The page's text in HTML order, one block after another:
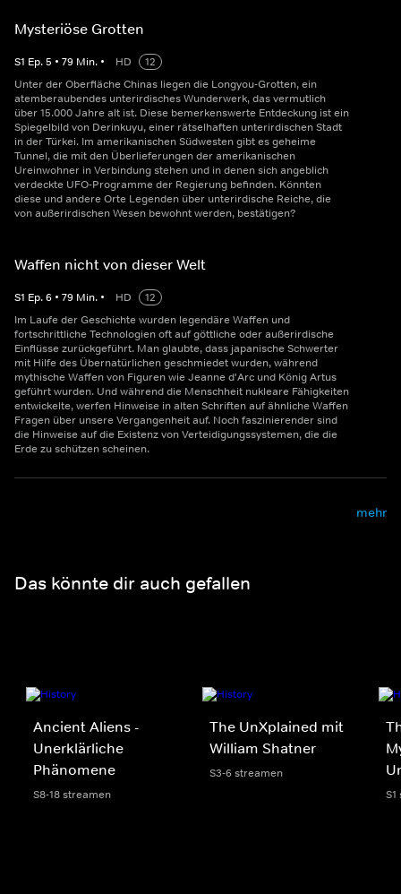
Mysteriöse Grotten
S1 Ep.5 • 79 Min. • HD
12
Unter der Oberfläche Chinas liegen die Longyou-Grotten, ein
atemberaubendes unterirdisches Wunderwerk, das vermutlich
über 15.000 Jahre alt ist. Diese bemerkenswerte Entdeckung ist ein
Spiegelbild von Derinkuyu, einer rätselhaften unterirdischen Stadt
in der Türkei. Im amerikanischen Südwesten gibt es geheime
Tunnel, die mit den Überlieferungen der amerikanischen
Ureinwohner in Verbindung stehen und in denen sich angeblich
verdeckte UFO-Programme der Regierung befinden. Könnten
diese und andere Orte Legenden über unterirdische Reiche, die
von außerirdischen Wesen bewohnt werden, bestätigen?
Waffen nicht von dieser Welt
S1 Ep.6 • 79 Min. • HD
12
Im Laufe der Geschichte wurden legendäre Waffen und
fortschrittliche Technologien oft auf göttliche oder außerirdische
Einflüsse zurückgeführt. Man glaubte, dass japanische Schwerter
mit Hilfe des Übernatürlichen geschmiedet wurden, während
mythische Waffen von Figuren wie Jeanne d'Arc und König Artus
geführt wurden. Und während die Menschheit nukleare Fähigkeiten
entwickelte, werfen Hinweise in alten Schriften auf ähnliche Waffen
Fragen über unsere Vergangenheit auf. Noch faszinierender sind
die Hinweise auf die Existenz von Verteidigungssystemen, die die
Erde zu schützen scheinen.
mehr
Das könnte dir auch gefallen
Ancient Aliens -
Unerklärliche
Phänomene
S8-18 streamen
The UnXplained mit
William Shatner
S3-6 streamen